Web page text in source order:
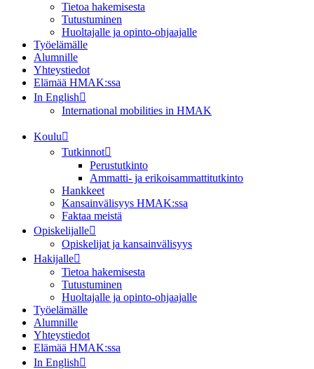
Tietoa hakemisesta
Tutustuminen
Huoltajalle ja opinto-ohjaajalle
Työelämälle
Alumnille
Yhteystiedot
Elämää HMAK:ssa
In English
International mobilities in HMAK
Koulu
Tutkinnot
Perustutkinto
Ammatti- ja erikoisammattitutkinto
Hankkeet
Kansainvälisyys HMAK:ssa
Faktaa meistä
Opiskelijalle
Opiskelijat ja kansainvälisyys
Hakijalle
Tietoa hakemisesta
Tutustuminen
Huoltajalle ja opinto-ohjaajalle
Työelämälle
Alumnille
Yhteystiedot
Elämää HMAK:ssa
In English